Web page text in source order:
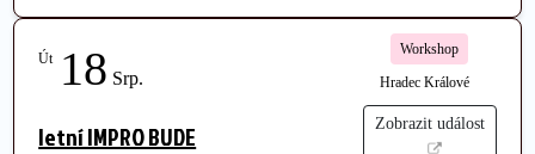
Út 18 Srp.
Workshop
Hradec Králové
letní IMPRO BUDE Zobrazit událost